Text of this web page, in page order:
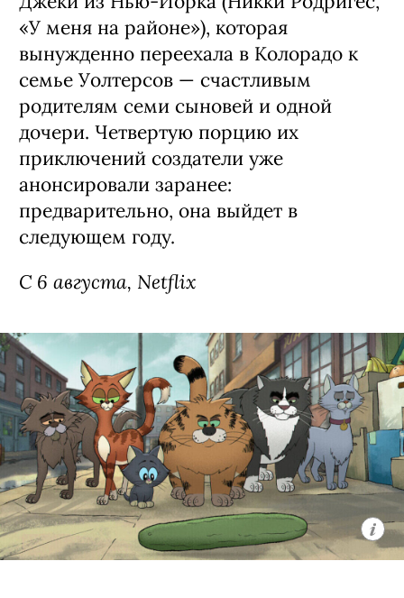
«У меня на районе»), которая
вынужденно переехала в Колорадо к
семье Уолтерсов — счастливым
родителям семи сыновей и одной
дочери. Четвертую порцию их
приключений создатели уже
анонсировали заранее:
предварительно, она выйдет в
следующем году.
С 6 августа, Netflix